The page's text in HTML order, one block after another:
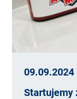
09.09.2024
Startujemy